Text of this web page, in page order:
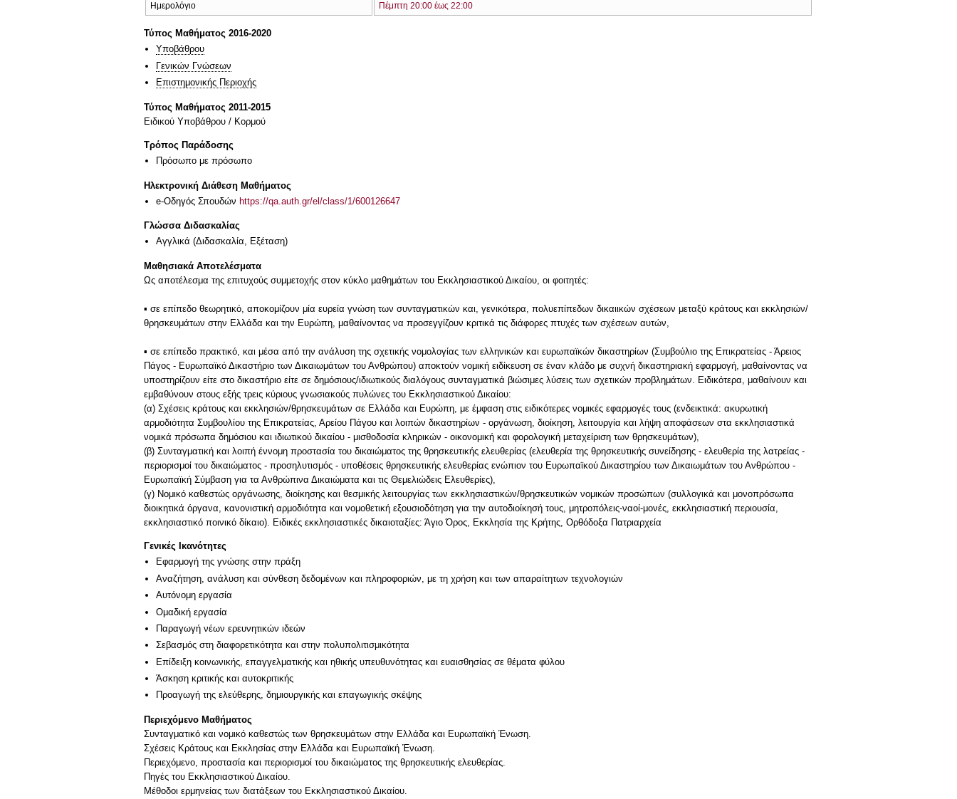
Ημερολόγιο Πέμπτη 20:00 έως 22:00
Τύπος Μαθήματος 2016-2020
Υποβάθρου
Γενικών Γνώσεων
Επιστημονικής Περιοχής
Τύπος Μαθήματος 2011-2015
Ειδικού Υποβάθρου / Κορμού
Τρόπος Παράδοσης
Πρόσωπο με πρόσωπο
Ηλεκτρονική Διάθεση Μαθήματος
e-Οδηγός Σπουδών https://qa.auth.gr/el/class/1/600126647
Γλώσσα Διδασκαλίας
Αγγλικά (Διδασκαλία, Εξέταση)
Μαθησιακά Αποτελέσματα
Ως αποτέλεσμα της επιτυχούς συμμετοχής στον κύκλο μαθημάτων του Εκκλησιαστικού Δικαίου, οι φοιτητές:
▪ σε επίπεδο θεωρητικό, αποκομίζουν μία ευρεία γνώση των συνταγματικών και, γενικότερα, πολυεπίπεδων δικαιικών σχέσεων μεταξύ κράτους και εκκλησιών/
θρησκευμάτων στην Ελλάδα και την Ευρώπη, μαθαίνοντας να προσεγγίζουν κριτικά τις διάφορες πτυχές των σχέσεων αυτών,
▪ σε επίπεδο πρακτικό, και μέσα από την ανάλυση της σχετικής νομολογίας των ελληνικών και ευρωπαϊκών δικαστηρίων (Συμβούλιο της Επικρατείας - Άρειος
Πάγος - Ευρωπαϊκό Δικαστήριο των Δικαιωμάτων του Ανθρώπου) αποκτούν νομική ειδίκευση σε έναν κλάδο με συχνή δικαστηριακή εφαρμογή, μαθαίνοντας να
υποστηρίζουν είτε στο δικαστήριο είτε σε δημόσιους/ιδιωτικούς διαλόγους συνταγματικά βιώσιμες λύσεις των σχετικών προβλημάτων. Ειδικότερα, μαθαίνουν και
εμβαθύνουν στους εξής τρεις κύριους γνωσιακούς πυλώνες του Εκκλησιαστικού Δικαίου:
(α) Σχέσεις κράτους και εκκλησιών/θρησκευμάτων σε Ελλάδα και Ευρώπη, με έμφαση στις ειδικότερες νομικές εφαρμογές τους (ενδεικτικά: ακυρωτική
αρμοδιότητα Συμβουλίου της Επικρατείας, Αρείου Πάγου και λοιπών δικαστηρίων - οργάνωση, διοίκηση, λειτουργία και λήψη αποφάσεων στα εκκλησιαστικά
νομικά πρόσωπα δημόσιου και ιδιωτικού δικαίου - μισθοδοσία κληρικών - οικονομική και φορολογική μεταχείριση των θρησκευμάτων),
(β) Συνταγματική και λοιπή έννομη προστασία του δικαιώματος της θρησκευτικής ελευθερίας (ελευθερία της θρησκευτικής συνείδησης - ελευθερία της λατρείας -
περιορισμοί του δικαιώματος - προσηλυτισμός - υποθέσεις θρησκευτικής ελευθερίας ενώπιον του Ευρωπαϊκού Δικαστηρίου των Δικαιωμάτων του Ανθρώπου -
Ευρωπαϊκή Σύμβαση για τα Ανθρώπινα Δικαιώματα και τις Θεμελιώδεις Ελευθερίες),
(γ) Νομικό καθεστώς οργάνωσης, διοίκησης και θεσμικής λειτουργίας των εκκλησιαστικών/θρησκευτικών νομικών προσώπων (συλλογικά και μονοπρόσωπα
διοικητικά όργανα, κανονιστική αρμοδιότητα και νομοθετική εξουσιοδότηση για την αυτοδιοίκησή τους, μητροπόλεις-ναοί-μονές, εκκλησιαστική περιουσία,
εκκλησιαστικό ποινικό δίκαιο). Ειδικές εκκλησιαστικές δικαιοταξίες: Άγιο Όρος, Εκκλησία της Κρήτης, Ορθόδοξα Πατριαρχεία
Γενικές Ικανότητες
Εφαρμογή της γνώσης στην πράξη
Αναζήτηση, ανάλυση και σύνθεση δεδομένων και πληροφοριών, με τη χρήση και των απαραίτητων τεχνολογιών
Αυτόνομη εργασία
Ομαδική εργασία
Παραγωγή νέων ερευνητικών ιδεών
Σεβασμός στη διαφορετικότητα και στην πολυπολιτισμικότητα
Επίδειξη κοινωνικής, επαγγελματικής και ηθικής υπευθυνότητας και ευαισθησίας σε θέματα φύλου
Άσκηση κριτικής και αυτοκριτικής
Προαγωγή της ελεύθερης, δημιουργικής και επαγωγικής σκέψης
Περιεχόμενο Μαθήματος
Συνταγματικό και νομικό καθεστώς των θρησκευμάτων στην Ελλάδα και Ευρωπαϊκή Ένωση.
Σχέσεις Κράτους και Εκκλησίας στην Ελλάδα και Ευρωπαϊκή Ένωση.
Περιεχόμενο, προστασία και περιορισμοί του δικαιώματος της θρησκευτικής ελευθερίας.
Πηγές του Εκκλησιαστικού Δικαίου.
Μέθοδοι ερμηνείας των διατάξεων του Εκκλησιαστικού Δικαίου.